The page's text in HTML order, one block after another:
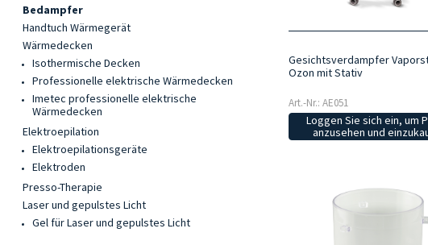
Bedampfer
Handtuch Wärmegerät
Wärmedecken
Isothermische Decken
Professionelle elektrische Wärmedecken
Imetec professionelle elektrische
Wärmedecken
Elektroepilation
Elektroepilationsgeräte
Elektroden
Presso-Therapie
Laser und gepulstes Licht
Gel für Laser und gepulstes Licht
Gesichtsverdampfer
Ozon mit Stativ
Art.-Nr.: AE051
Loggen Sie sich ein, um
anzusehen und